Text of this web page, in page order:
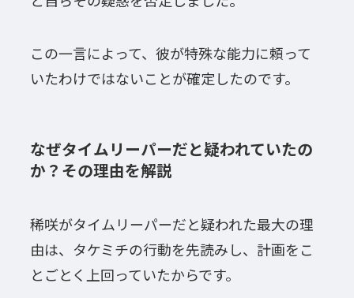
この一言によって、彼が特殊な能力に頼って
いたわけではないことが確定したのです。
なぜタイムリーパーだと疑われていたの
か？その理由を解説
稀咲がタイムリーパーだと疑われた最大の理
由は、タケミチの行動を先読みし、計画をこ
とごとく上回っていたからです。